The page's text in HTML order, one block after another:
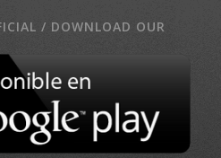
/ DOWNLOAD OUR